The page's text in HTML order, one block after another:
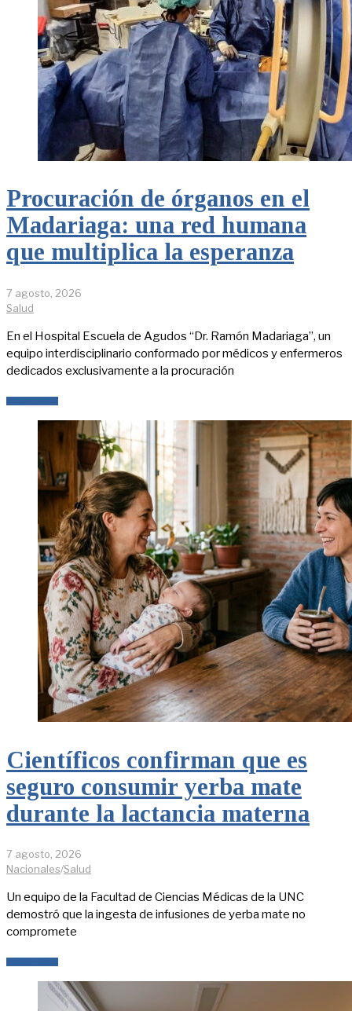
Procuración de órganos en el
Madariaga: una red humana
que multiplica la esperanza
7 agosto, 2026
Salud
En el Hospital Escuela de Agudos “Dr. Ramón Madariaga”, un
equipo interdisciplinario conformado por médicos y enfermeros
dedicados exclusivamente a la procuración
Científicos confirman que es
seguro consumir yerba mate
durante la lactancia materna
7 agosto, 2026
Nacionales/Salud
Un equipo de la Facultad de Ciencias Médicas de la UNC
demostró que la ingesta de infusiones de yerba mate no
compromete